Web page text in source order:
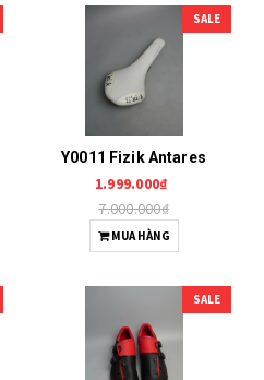
SALE
Y0011 Fizik Antares
1.999.000₫
7.000.000₫
MUA HÀNG
SALE